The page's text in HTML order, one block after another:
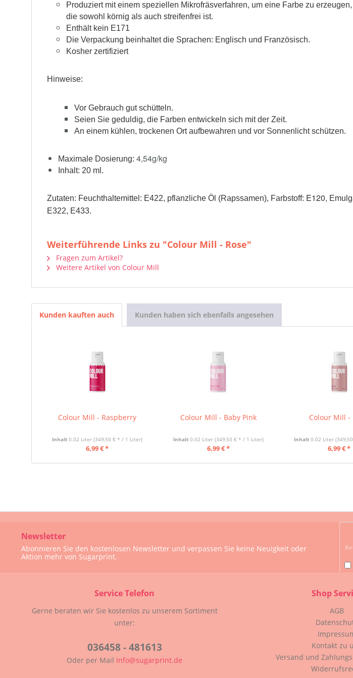
Produziert mit einem speziellen Mikrofräsverfahren, um eine Farbe zu erzeugen,
die sowohl körnig als auch streifenfrei ist.
Enthält kein E171
Die Verpackung beinhaltet die Sprachen: Englisch und Französisch.
Kosher zertifiziert
Hinweise:
Vor Gebrauch gut schütteln.
Seien Sie geduldig, die Farben entwickeln sich mit der Zeit.
An einem kühlen, trockenen Ort aufbewahren und vor Sonnenlicht schützen.
Maximale Dosierung: 4,54g/kg
Inhalt: 20 ml.
Zutaten: Feuchthaltemittel: E422, pflanzliche Öl (Rapssamen), Farbstoff: E120,
E322, E433.
Weiterführende Links zu "Colour Mill - Rose"
Fragen zum Artikel?
Weitere Artikel von Colour Mill
Kunden kauften auch Kunden haben sich ebenfalls angesehen
Colour Mill - Raspberry
Inhalt0.02 Liter(349,50 € * / 1 Liter)
6,99 € *
Colour Mill - Baby Pink
Inhalt 0.02 Liter (349,50 € * / 1 Liter)
6,99 € *
Colour Mill -
Inhalt0.02 Liter
6,99 € *
Service Telefon
Gerne beraten wir Sie kostenlos zu unserem Sortiment
unter:
036458 - 481613
Oder per Mail info@sugarprint.de
Shop
AGB
Kontakt zu
Versand und
Newsletter
Abonnieren Sie den kostenlosen Newsletter und verpassen Sie keine Neuigkeit oder
Aktion mehr von Sugarprint.